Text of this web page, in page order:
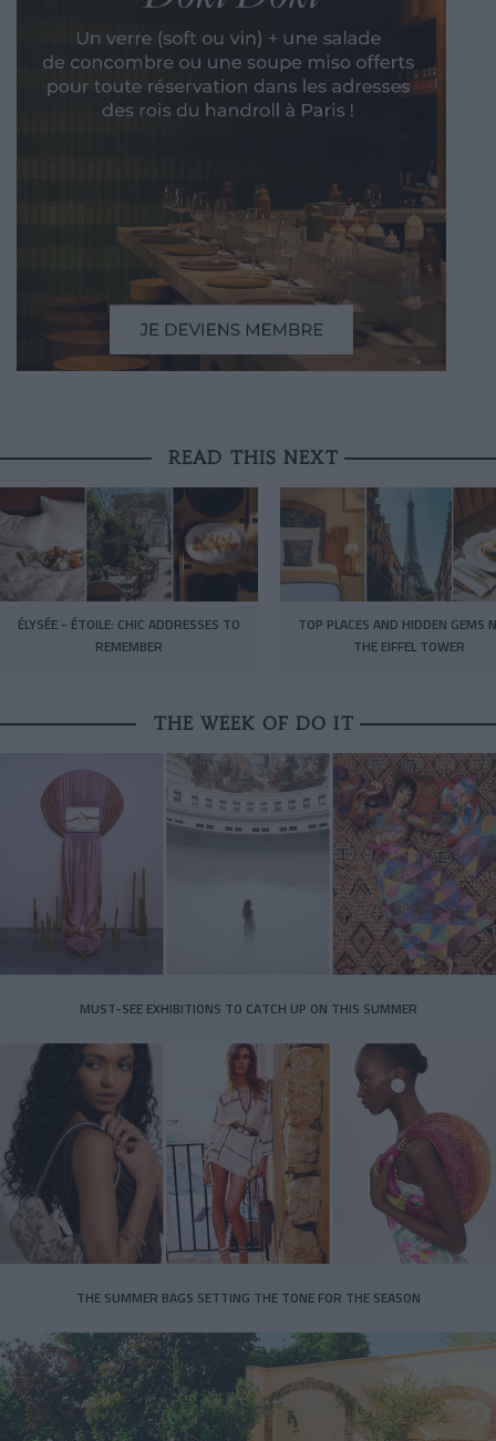
READ THIS NEXT
ÉLYSÉE - ÉTOILE: CHIC ADDRESSES TO
REMEMBER
TOP PLACES AND HIDDEN GEMS
THE EIFFEL TOWER
THE WEEK OF DO IT
MUST-SEE EXHIBITIONS TO CATCH UP ON THIS SUMMER
THE SUMMER BAGS SETTING THE TONE FOR THE SEASON